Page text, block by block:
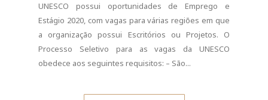
UNESCO possui oportunidades de Emprego e
Estágio 2020, com vagas para várias regiões em que
a organização possui Escritórios ou Projetos. O
Processo Seletivo para as vagas da UNESCO
obedece aos seguintes requisitos: – São...